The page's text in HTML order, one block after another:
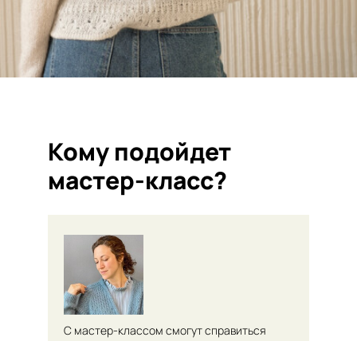
Кому подойдет
мастер-класс?
С мастер-классом смогут справиться